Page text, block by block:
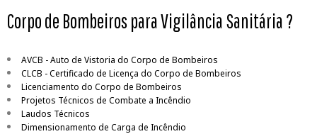
Corpo de Bombeiros para Vigilância Sanitária ?
AVCB - Auto de Vistoria do Corpo de Bombeiros
CLCB - Certificado de Licença do Corpo de Bombeiros
Licenciamento do Corpo de Bombeiros
Projetos Técnicos de Combate a Incêndio
Laudos Técnicos
Dimensionamento de Carga de Incêndio